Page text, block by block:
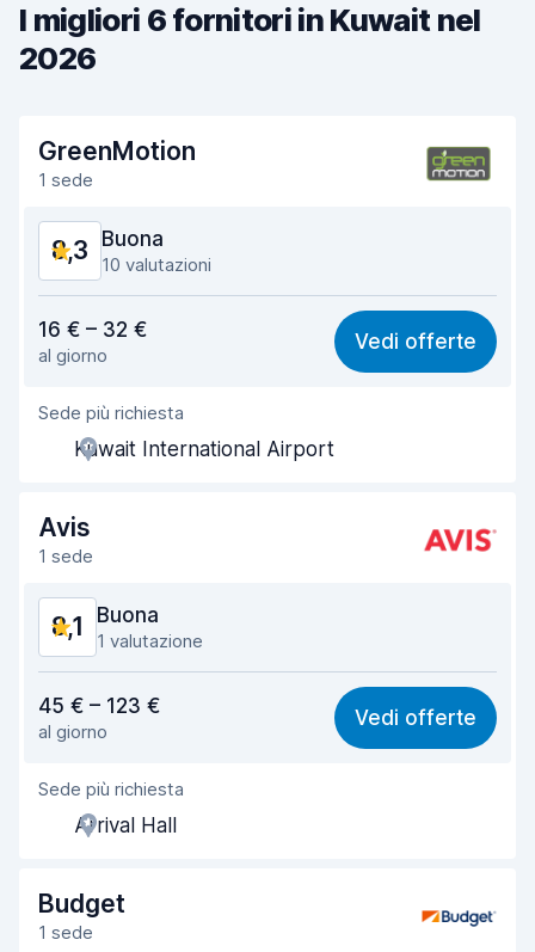
I migliori 6 fornitori in Kuwait nel
2026
GreenMotion
1 sede
8,3 Buona
10 valutazioni
8,5
Facile da trovare 8,2
Gentilezza degli agenti
Rapidità del ritiro
Rapidità della riconsegna
Condizioni dell'auto
16 € – 32 €
al giorno
Vedi offerte
Sede più richiesta
Kuwait International Airport
Avis
1 sede
8,1 Buona
1 valutazione
8,1
Facile da trovare 8,2
Gentilezza degli agenti
Rapidità del ritiro
Rapidità della riconsegna
45 € – 123 €
al giorno
Vedi offerte
Sede più richiesta
Arrival Hall
Budget
1 sede